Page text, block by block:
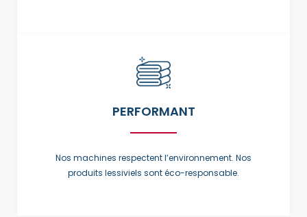
PERFORMANT
Nos machines respectent l’environnement. Nos
produits lessiviels sont éco-responsable.